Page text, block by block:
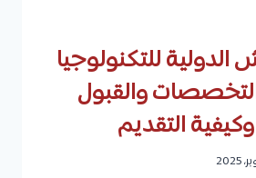
للتكنولوجيا
والقبول
التقديم